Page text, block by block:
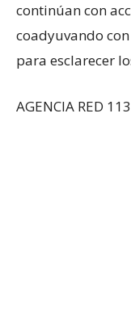
continúan con
coadyuvando
para esclarecer
AGENCIA RED 113